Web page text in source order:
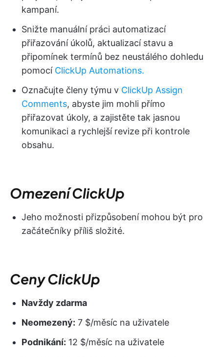
kampaní.
Snižte manuální práci automatizací
přiřazování úkolů, aktualizací stavu a
připomínek termínů bez neustálého dohledu
pomocí ClickUp Automations.
Označujte členy týmu v ClickUp Assign
Comments, abyste jim mohli přímo
přiřazovat úkoly, a zajistěte tak jasnou
komunikaci a rychlejší revize při kontrole
obsahu.
Omezení ClickUp
Jeho možnosti přizpůsobení mohou být pro
začátečníky příliš složité.
Ceny ClickUp
Navždy zdarma
Neomezený: 7 $/měsíc na uživatele
Podnikání: 12 $/měsíc na uživatele